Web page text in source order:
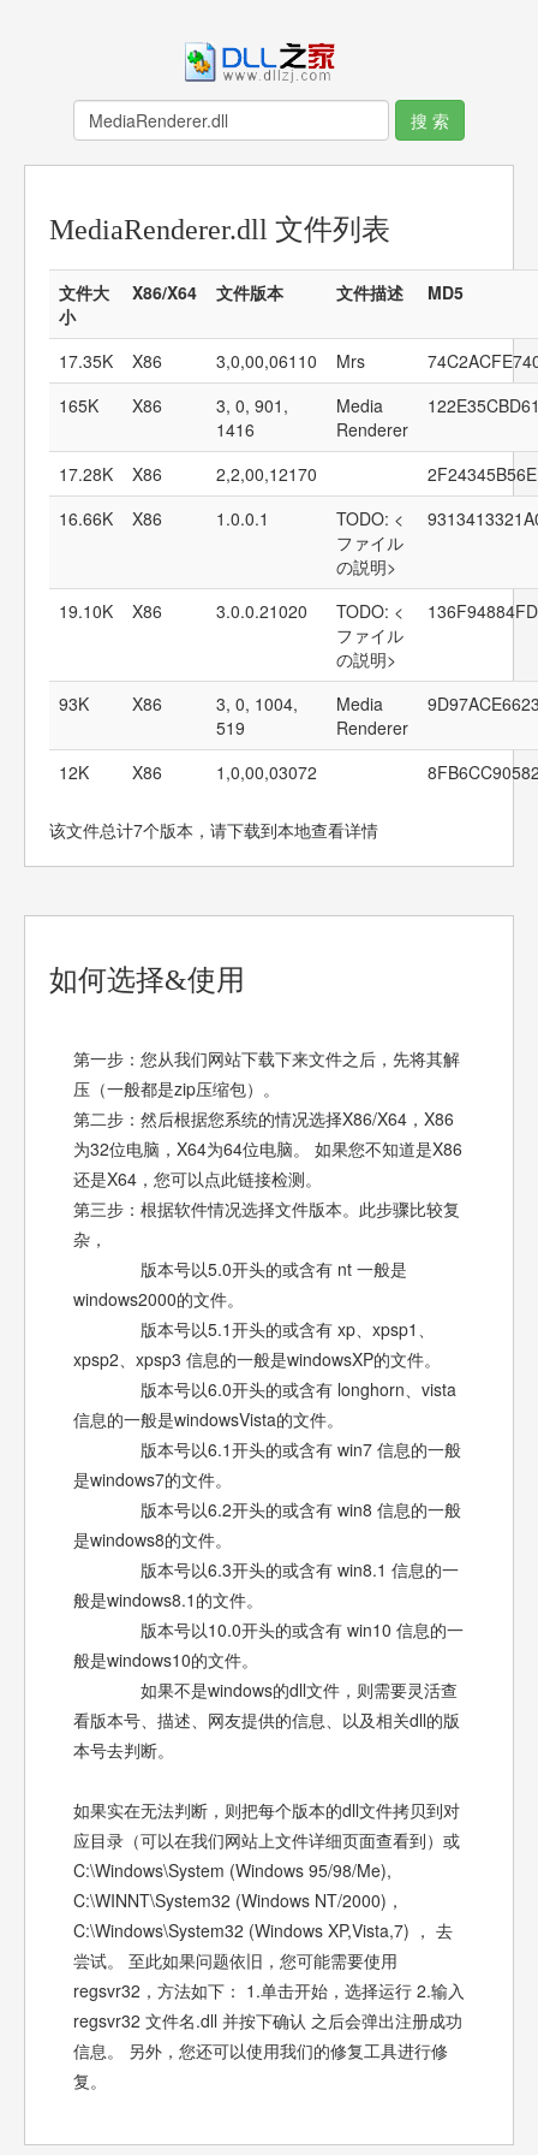
MediaRenderer.dll 文件列表
文件大
小
X86/X64 文件版本 文件描述 MD5
17.35K X86 3,0,00,06110 Mrs
165K
X86
3, 0, 901,
1416
Media
Renderer
17.28K X86 2,2,00,12170
16.66K
X86 1.0.0.1
TODO: <
ファイル
の説明>
19.10K X86 3.0.0.21020
TODO: <
ファイル
の説明>
93K X86
3, 0, 1004,
519
Media
Renderer
12K X86 1,0,00,03072
该文件总计7个版本，请下载到本地查看详情
如何选择&使用
第一步：您从我们网站下载下来文件之后，先将其解
压（一般都是zip压缩包）。
第二步：然后根据您系统的情况选择X86/X64，X86
为32位电脑，X64为64位电脑。 如果您不知道是X86
还是X64，您可以点此链接检测。
第三步：根据软件情况选择文件版本。此步骤比较复
杂，
版本号以5.0开头的或含有 nt 一般是
windows2000的文件。
版本号以5.1开头的或含有 xp、xpsp1、
xpsp2、xpsp3 信息的一般是windowsXP的文件。
版本号以6.0开头的或含有 longhorn、vista
信息的一般是windowsVista的文件。
版本号以6.1开头的或含有 win7 信息的一般
是windows7的文件。
版本号以6.2开头的或含有 win8 信息的一般
是windows8的文件。
版本号以6.3开头的或含有 win8.1 信息的一
般是windows8.1的文件。
版本号以10.0开头的或含有 win10 信息的一
般是windows10的文件。
如果不是windows的dll文件，则需要灵活查
看版本号、描述、网友提供的信息、以及相关dll的版
本号去判断。
如果实在无法判断，则把每个版本的dll文件拷贝到对
应目录（可以在我们网站上文件详细页面查看到）或
C:\Windows\System (Windows 95/98/Me),
C:\WINNT\System32 (Windows NT/2000)，
C:\Windows\System32 (Windows XP,Vista,7) ， 去
尝试。 至此如果问题依旧，您可能需要使用
regsvr32，方法如下： 1.单击开始，选择运行 2.输入
regsvr32 文件名.dll 并按下确认 之后会弹出注册成功
信息。 另外，您还可以使用我们的修复工具进行修
复。